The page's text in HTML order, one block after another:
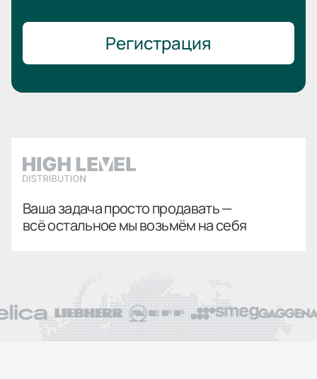
Регистрация
Ваша задача просто продавать —
всё остальное мы возьмём на себя